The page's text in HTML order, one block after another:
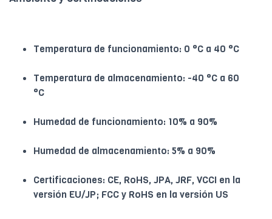
Temperatura de funcionamiento: 0 °C a 40 °C
Temperatura de almacenamiento: -40 °C a 60
°C
Humedad de funcionamiento: 10% a 90%
Humedad de almacenamiento: 5% a 90%
Certificaciones: CE, RoHS, JPA, JRF, VCCI en la
versión EU/JP; FCC y RoHS en la versión US